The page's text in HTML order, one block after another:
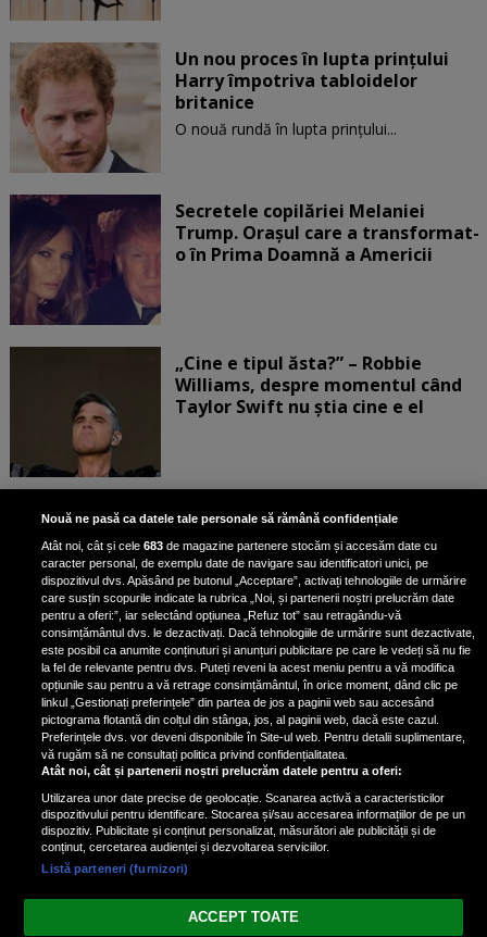
Un nou proces în lupta prinţului
Harry împotriva tabloidelor
britanice
O nouă rundă în lupta prinţului...
Secretele copilăriei Melaniei
Trump. Orașul care a transformat-
o în Prima Doamnă a Americii
„Cine e tipul ăsta?” – Robbie
Williams, despre momentul când
Taylor Swift nu știa cine e el
Bruce Dickinson, solistul trupei
Iron Maiden, şi-a arătat talentul
de scrimer la un concurs în Franţa
Nicki Minaj, acuzată de agresiune
de fostul manager: Detalii șocante
din proces
Nicki Minaj le-a lăudat pe...
Vezi varianta Desktop
Nouă ne pasă ca datele tale personale să rămână confidențiale
Atât noi, cât și cele683 de magazine partenere stocăm și accesăm date cu
caracter personal, de exemplu date de navigare sau identificatori unici, pe
dispozitivul dvs. Apăsând pe butonul „Acceptare”, activați tehnologiile de urmărire
care susțin scopurile indicate la rubrica „Noi, și partenerii noștri prelucrăm date
pentru a oferi:”, iar selectând opțiunea „Refuz tot” sau retragându-vă
consimțământul dvs. le dezactivați. Dacă tehnologiile de urmărire sunt dezactivate,
este posibil ca anumite conținuturi și anunțuri publicitare pe care le vedeți să nu fie
la fel de relevante pentru dvs. Puteți reveni la acest meniu pentru a vă modifica
opțiunile sau pentru a vă retrage consimțământul, în orice moment, dând clic pe
linkul „Gestionați preferințele” din partea de jos a paginii web sau accesând
pictograma flotantă din colțul din stânga, jos, al paginii web, dacă este cazul.
Preferințele dvs. vor deveni disponibile în Site-ul web. Pentru detalii suplimentare,
vă rugăm să ne consultați politica privind confidențialitatea.
Atât noi, cât și partenerii noștri prelucrăm datele pentru a oferi:
Utilizarea unor date precise de geolocație. Scanarea activă a caracteristicilor
dispozitivului pentru identificare. Stocarea și/sau accesarea informațiilor de pe un
dispozitiv. Publicitate și conținut personalizat, măsurători ale publicității și de
conținut, cercetarea audienței și dezvoltarea serviciilor.
Listă parteneri (furnizori)
ACCEPT TOATE